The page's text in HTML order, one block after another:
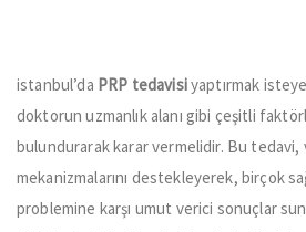
istanbul’da PRP tedavisiyaptırmak
doktorun uzmanlık alanı gibi çeşitli
bulundurarak karar vermelidir. Bu tedavi,
mekanizmalarını destekleyerek, birçok
problemine karşı umut verici sonuçlar